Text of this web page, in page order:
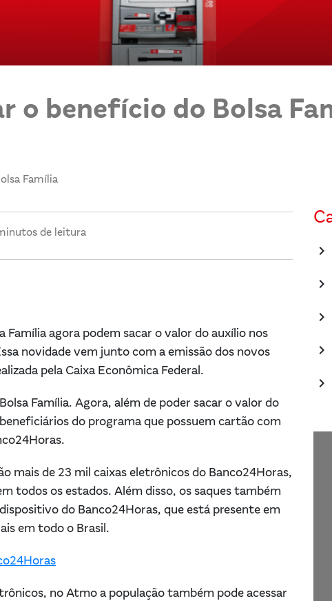
o benefício do Bolsa
Família
de leitura
Família agora podem sacar o valor do auxílio nos
novidade vem junto com a emissão dos novos
pela Caixa Econômica Federal.
Família. Agora, além de poder sacar o valor do
do programa que possuem cartão com
mais de 23 mil caixas eletrônicos do Banco24Horas,
todos os estados. Além disso, os saques também
do Banco24Horas, que está presente em
em todo o Brasil.
no Atmo a população também pode acessar
keyboard_arrow_right
keyboard_arrow_right
keyboard_arrow_right
keyboard_arrow_right
keyboard_arrow_right